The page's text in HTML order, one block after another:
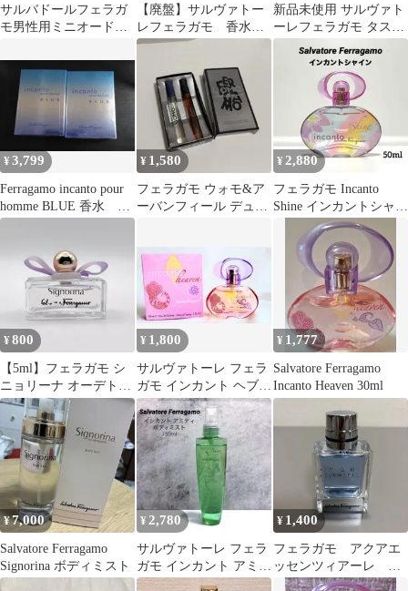
サルバドールフェラガ
モ男性用ミニオードト
【廃盤】サルヴァトー
レフェラガモ 香水
まとめ売り 希少
新品未使用 サルヴァト
ーレフェラガモ タスカ
ンソウル 5ml
¥3,799
Ferragamo incanto pour
homme BLUE 香水 2
つ
¥ 1,580
フェラガモ ウォモ&ア
ーバンフィール デュオ
¥ 2,880
フェラガモ Incanto
Shine インカントシャイ
ン EDT 50ml
¥800
【5ml】フェラガモ シ
ニョリーナ オーデトワ
レ ミニ香水
¥ 1,800
サルヴァトーレ フェラ
ガモ インカント ヘブン
ODT30ml
¥ 1,777
Salvatore Ferragamo
Incanto Heaven 30ml
¥7,000
Salvatore Ferragamo
Signorina ボディミスト
¥ 2,780
サルヴァトーレ フェラ
ガモ インカント アミテ
ィ ボディミスト
¥ 1,400
フェラガモ アクアエ
ッセンツィアーレ 香
水 30ml オードトワ